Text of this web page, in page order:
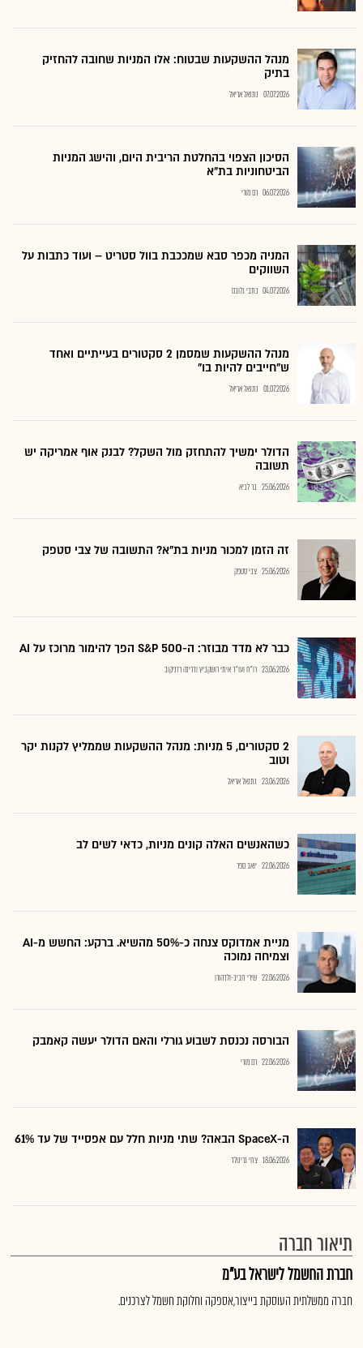
מנהל ההשקעות שבטוח: אלו המניות שחובה להחזיק
בתיק
07.07.2026 נתנאל אריאל
הסיכון הצפוי בהחלטת הריבית היום, והישג המניות
הביטחוניות בת"א
06.07.2026 רם מורי
המניה מכפר סבא שמככבת בוול סטריט – ועוד כתבות על
השווקים
04.07.2026 כתבי גלובס
מנהל ההשקעות שמסמן 2 סקטורים בעייתיים ואחד
ש"חייבים להיות בו"
01.07.2026 נתנאל אריאל
הדולר ימשיך להתחזק מול השקל? לבנק אוף אמריקה יש
תשובה
25.06.2026 בר לביא
זה הזמן למכור מניות בת"א? התשובה של צבי סטפק
25.06.2026 צבי סטפק
כבר לא מדד מבוזר: ה-S&P 500 הפך להימור מרוכז על AI
23.06.2026 רו"ח ועו"ד איתי רושקביץ ודרינה רזניקוב
2 סקטורים, 5 מניות: מנהל ההשקעות שממליץ לקנות יקר
וטוב
23.06.2026 נתנאל אריאל
כשהאנשים האלה קונים מניות, כדאי לשים לב
22.06.2026 יואב ספר
מניית אמדוקס צנחה כ-50% מהשיא. ברקע: החשש מ-AI
וצמיחה נמוכה
22.06.2026 שירי חביב-ולדהורן
הבורסה נכנסת לשבוע גורלי והאם הדולר יעשה קאמבק
22.06.2026 רם מורי
ה-SpaceX הבאה? שתי מניות חלל עם אפסייד של עד 61%
18.06.2026 צחי גרינולד
תיאור חברה
חברת החשמל לישראל בע"מ
חברה ממשלתית העוסקת בייצור,אספקה וחלוקת חשמל לצרכנים.